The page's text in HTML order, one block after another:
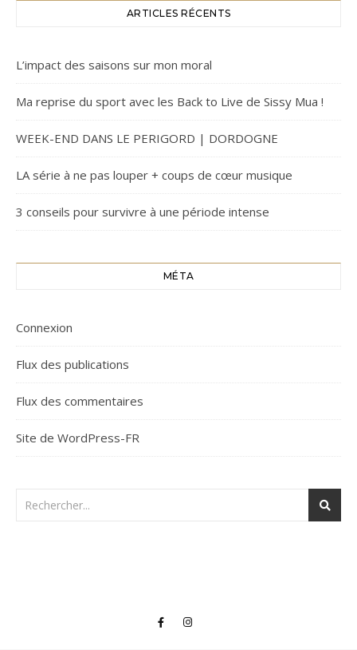
ARTICLES RÉCENTS
L’impact des saisons sur mon moral
Ma reprise du sport avec les Back to Live de Sissy Mua !
WEEK-END DANS LE PERIGORD | DORDOGNE
LA série à ne pas louper + coups de cœur musique
3 conseils pour survivre à une période intense
MÉTA
Connexion
Flux des publications
Flux des commentaires
Site de WordPress-FR